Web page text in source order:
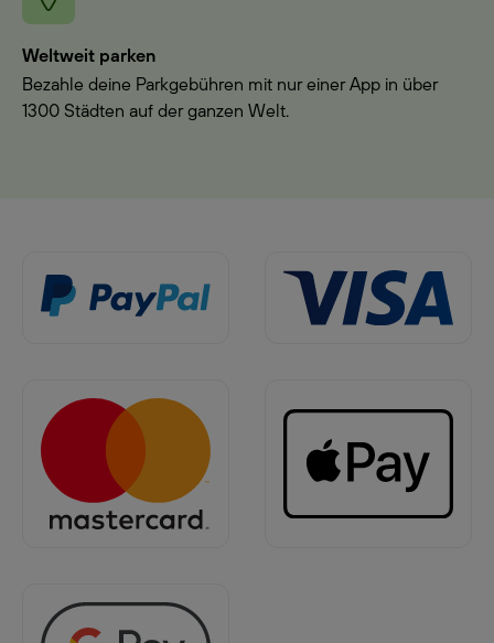
Weltweit parken
Bezahle deine Parkgebühren mit nur einer App in über
1300 Städten auf der ganzen Welt.